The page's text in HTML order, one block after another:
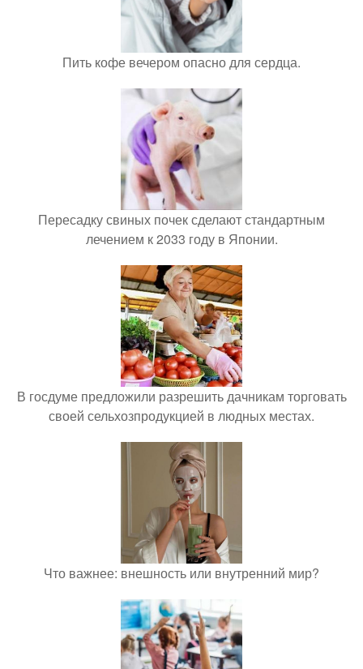
Пить кофе вечером опасно для сердца.
Пересадку свиных почек сделают стандартным
лечением к 2033 году в Японии.
В госдуме предложили разрешить дачникам торговать
своей сельхозпродукцией в людных местах.
Что важнее: внешность или внутренний мир?